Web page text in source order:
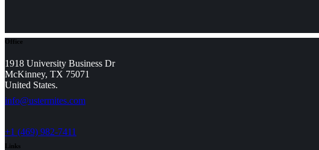
Office
1918 University Business Dr
McKinney, TX 75071
United States.
info@ustermites.com
+1 (469) 982-7411
Links